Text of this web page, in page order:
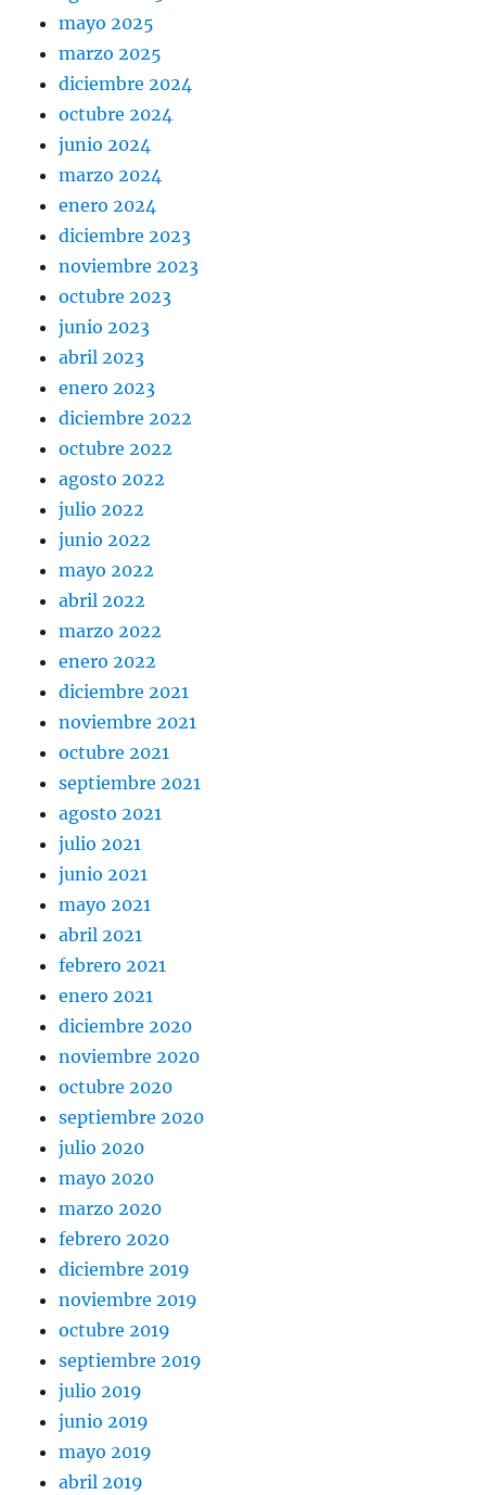
mayo 2025
marzo 2025
diciembre 2024
octubre 2024
junio 2024
marzo 2024
enero 2024
diciembre 2023
noviembre 2023
octubre 2023
junio 2023
abril 2023
enero 2023
diciembre 2022
octubre 2022
agosto 2022
julio 2022
junio 2022
mayo 2022
abril 2022
marzo 2022
enero 2022
diciembre 2021
noviembre 2021
octubre 2021
septiembre 2021
agosto 2021
julio 2021
junio 2021
mayo 2021
abril 2021
febrero 2021
enero 2021
diciembre 2020
noviembre 2020
octubre 2020
septiembre 2020
julio 2020
mayo 2020
marzo 2020
febrero 2020
diciembre 2019
noviembre 2019
octubre 2019
septiembre 2019
julio 2019
junio 2019
mayo 2019
abril 2019